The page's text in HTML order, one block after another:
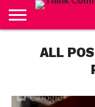
CARRITO
CONTACTO
CRÉDITOS
FINALIZAR
COMPRA
INICIO
CUENTA
TIENDAALL